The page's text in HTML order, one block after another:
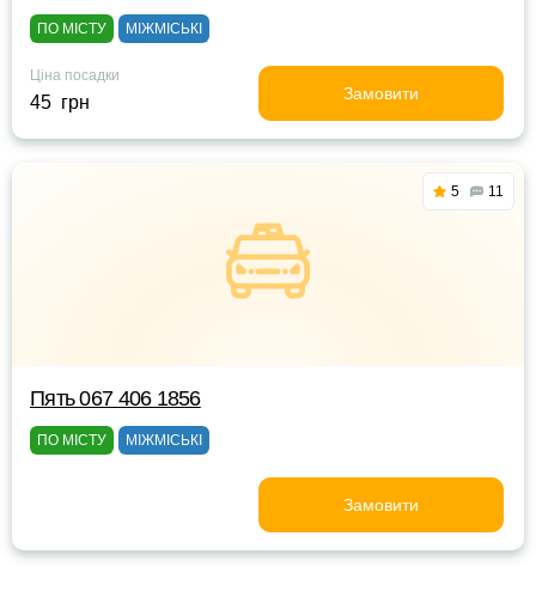
ПО МІСТУ МІЖМІСЬКІ
Ціна посадки
45 грн Замовити
5 11
Пять 067 406 1856
ПО МІСТУ МІЖМІСЬКІ
Замовити